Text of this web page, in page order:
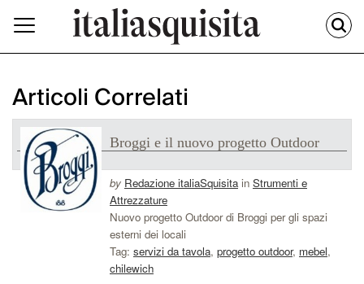
Articoli Correlati
Broggi e il nuovo progetto Outdoor
by Redazione italiaSquisitain Strumenti e
Attrezzature
Nuovo progetto Outdoor di Broggi per gli spazi
esterni dei locali
Tag: servizi da tavola, progetto outdoor, mebel,
chilewich